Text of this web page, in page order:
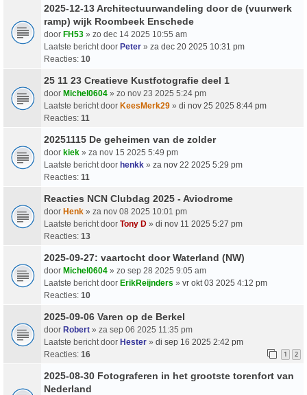
2025-12-13 Architectuurwandeling door de (vuurwerk
ramp) wijk Roombeek Enschede
door FH53 » zo dec 14 2025 10:55 am
Laatste bericht door Peter » za dec 20 2025 10:31 pm
Reacties: 10
25 11 23 Creatieve Kustfotografie deel 1
door Michel0604 » zo nov 23 2025 5:24 pm
Laatste bericht door KeesMerk29 » di nov 25 2025 8:44 pm
Reacties: 11
20251115 De geheimen van de zolder
door kiek » za nov 15 2025 5:49 pm
Laatste bericht door henkk » za nov 22 2025 5:29 pm
Reacties: 11
Reacties NCN Clubdag 2025 - Aviodrome
door Henk » za nov 08 2025 10:01 pm
Laatste bericht door Tony D » di nov 11 2025 5:27 pm
Reacties: 13
2025-09-27: vaartocht door Waterland (NW)
door Michel0604 » zo sep 28 2025 9:05 am
Laatste bericht door ErikReijnders » vr okt 03 2025 4:12 pm
Reacties: 10
2025-09-06 Varen op de Berkel
door Robert » za sep 06 2025 11:35 pm
Laatste bericht door Hester » di sep 16 2025 2:42 pm
Reacties: 16 1 2
2025-08-30 Fotograferen in het grootste torenfort van
Nederland